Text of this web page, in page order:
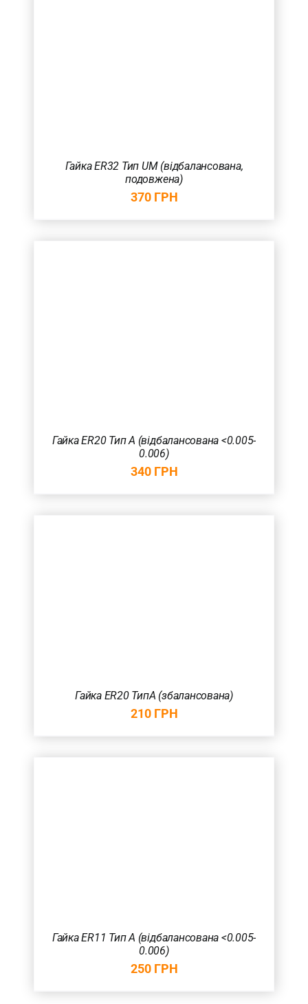
Гайка ER32 Тип UM (відбалансована,
подовжена)
370 ГРН
Гайка ER20 Тип А (відбалансована <0.005-
0.006)
340 ГРН
Гайка ER20 ТипА (збалансована)
210 ГРН
Гайка ER11 Тип А (відбалансована <0.005-
0.006)
250 ГРН